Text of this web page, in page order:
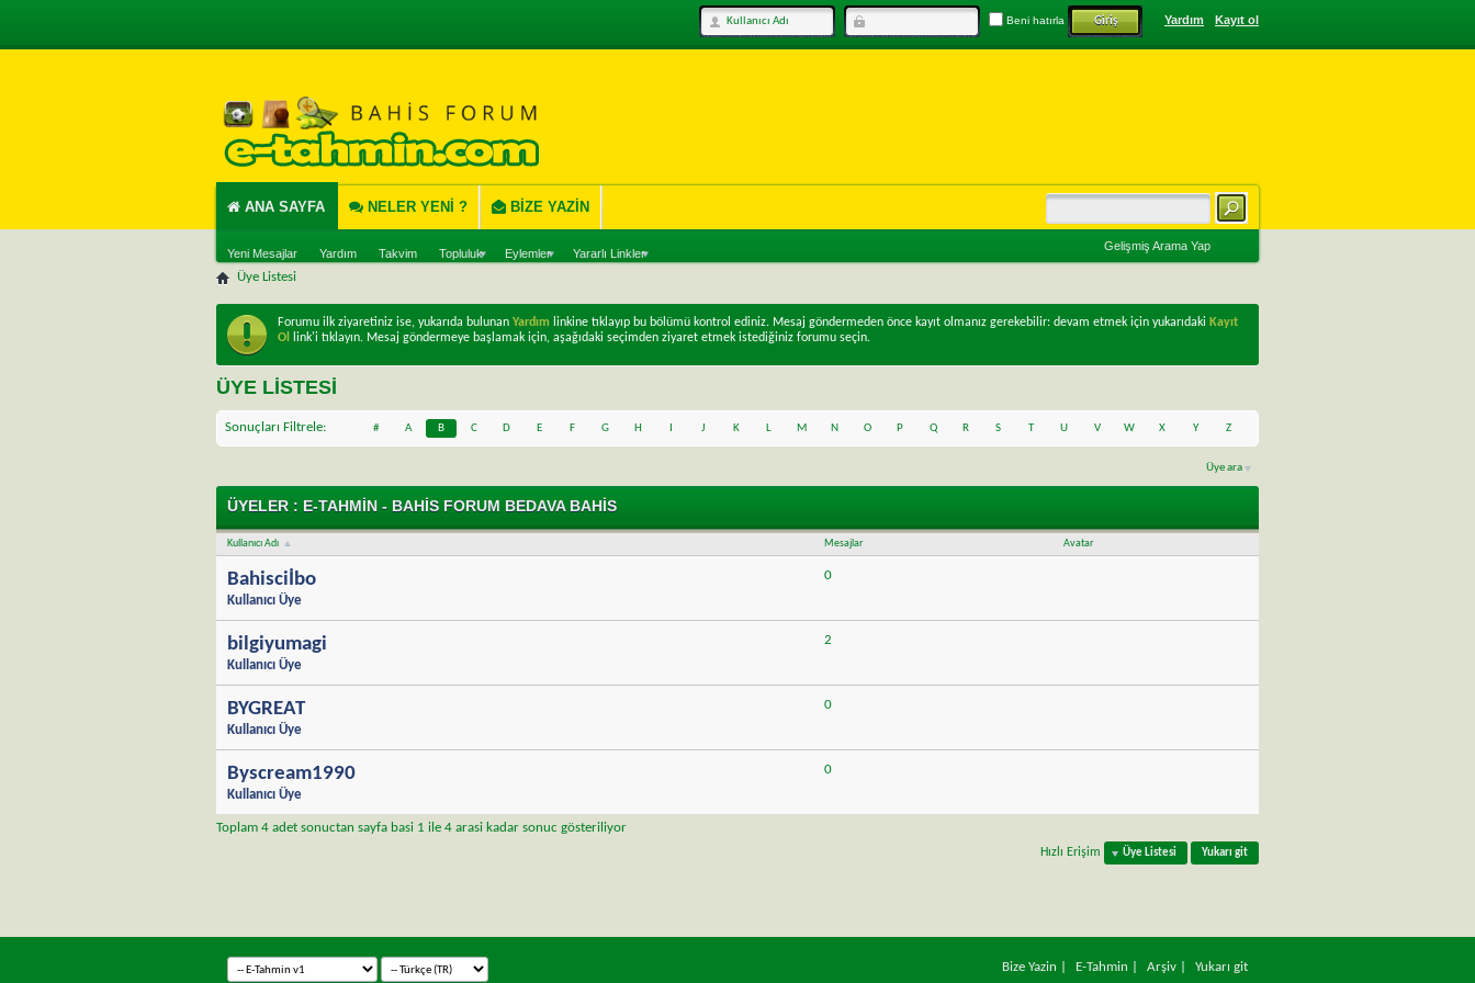
Kayıt ol
Yardım
Beni hatırla
ANA SAYFA
Yeni Mesajlar Yardım Takvim Topluluk Eylemler Yararlı Linkler
NELER YENI ? BIZE YAZIN
Gelişmiş Arama Yap
Üye Listesi
Forumu ilk ziyaretiniz ise, yukarıda bulunan Yardım linkine tıklayıp bu bölümü kontrol ediniz. Mesaj göndermeden önce kayıt olmanız gerekebilir: devam etmek için yukarıdaki Kayıt
Ol
link'i tıklayın. Mesaj göndermeye başlamak için, aşağıdaki seçimden ziyaret etmek istediğiniz forumu seçin.
ÜYE LISTESI
Sonuçları Filtrele # A B C D E F G H J K L M N O P Q R S T U V W X Y Z
Üye ara
ÜYELER : E-TAHMIN - BAHIS FORUM BEDAVA BAHIS
Kullanıcı Adı Mesajlar Avatar
Bahisciİbo
Kullanıcı Üye
0
bilgiyumagi
Kullanıcı Üye
2
BYGREAT
Kullanıcı Üye
0
Byscream1990
Kullanıcı Üye
0
Toplam 4 adet sonuctan sayfa basi 1 ile 4 arasi kadar sonuc gösteriliyor
Hızlı Erişim Üye Listesi Yukarı git
Bize Yazin E-Tahmin Arşiv Yukarı git